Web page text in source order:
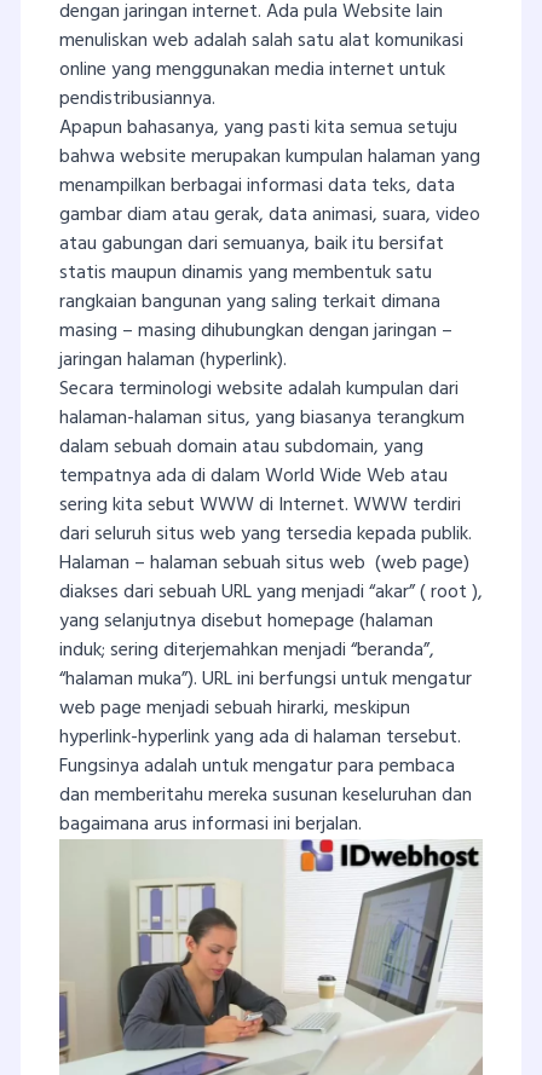
dengan jaringan internet. Ada pula Website lain
menuliskan web adalah salah satu alat komunikasi
online yang menggunakan media internet untuk
pendistribusiannya.
Apapun bahasanya, yang pasti kita semua setuju
bahwa website merupakan kumpulan halaman yang
menampilkan berbagai informasi data teks, data
gambar diam atau gerak, data animasi, suara, video
atau gabungan dari semuanya, baik itu bersifat
statis maupun dinamis yang membentuk satu
rangkaian bangunan yang saling terkait dimana
masing – masing dihubungkan dengan jaringan –
jaringan halaman (hyperlink).
Secara terminologi website adalah kumpulan dari
halaman-halaman situs, yang biasanya terangkum
dalam sebuah domain atau subdomain, yang
tempatnya ada di dalam World Wide Web atau
sering kita sebut WWW di Internet. WWW terdiri
dari seluruh situs web yang tersedia kepada publik.
Halaman – halaman sebuah situs web (web page)
diakses dari sebuah URL yang menjadi “akar” ( root ),
yang selanjutnya disebut homepage (halaman
induk; sering diterjemahkan menjadi “beranda”,
“halaman muka”). URL ini berfungsi untuk mengatur
web page menjadi sebuah hirarki, meskipun
hyperlink-hyperlink yang ada di halaman tersebut.
Fungsinya adalah untuk mengatur para pembaca
dan memberitahu mereka susunan keseluruhan dan
bagaimana arus informasi ini berjalan.